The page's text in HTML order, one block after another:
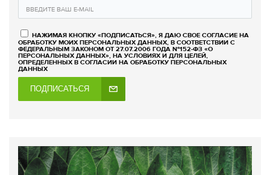
НАЖИМАЯ КНОПКУ «ПОДПИСАТЬСЯ», Я ДАЮ СВОЕ СОГЛАСИЕ НА
ОБРАБОТКУ МОИХ ПЕРСОНАЛЬНЫХ ДАННЫХ, В СООТВЕТСТВИИ С
ФЕДЕРАЛЬНЫМ ЗАКОНОМ ОТ 27.07.2006 ГОДА №152-ФЗ «О
ПЕРСОНАЛЬНЫХ ДАННЫХ», НА УСЛОВИЯХ И ДЛЯ ЦЕЛЕЙ,
ОПРЕДЕЛЕННЫХ В СОГЛАСИИ НА ОБРАБОТКУ ПЕРСОНАЛЬНЫХ
ДАННЫХ
ПОДПИСАТЬСЯ